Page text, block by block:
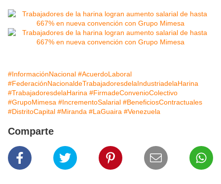
#InformaciónNacional #AcuerdoLaboral
#FederaciónNacionaldeTrabajadoresdelaIndustriadelaHarina
#TrabajadoresdelaHarina #FirmadeConvenioColectivo
#GrupoMimesa #IncrementoSalarial #BeneficiosContractuales
#DistritoCapital #Miranda #LaGuaira #Venezuela
Comparte